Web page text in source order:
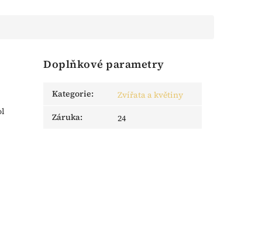
Doplňkové parametry
Kategorie:
Zvířata a květiny
Záruka: 24